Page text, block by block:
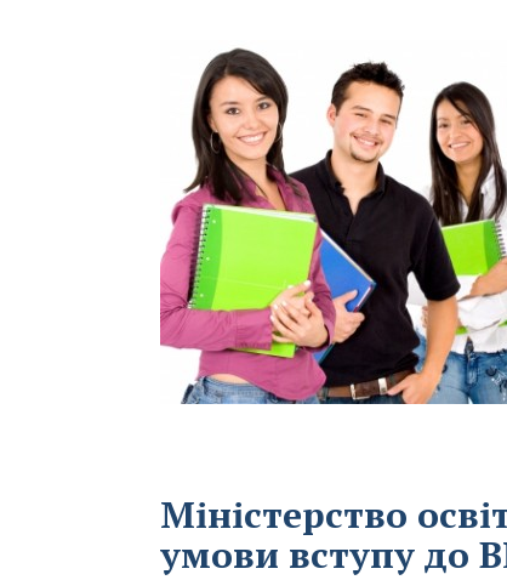
Міністерство
умови вступу до